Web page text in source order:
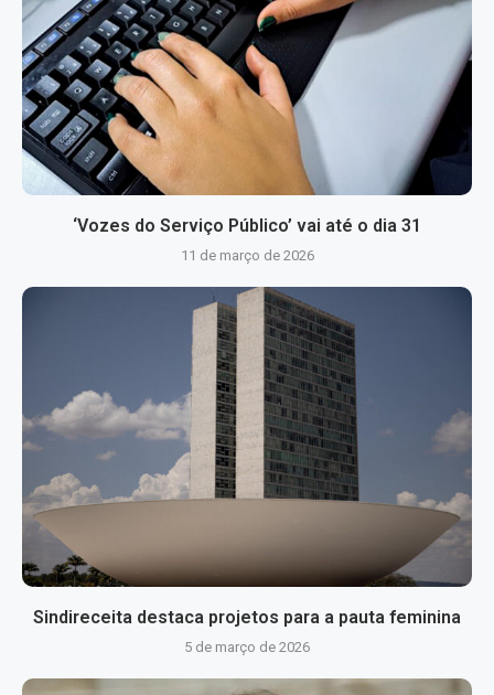
‘Vozes do Serviço Público’ vai até o dia 31
11 de março de 2026
Sindireceita destaca projetos para a pauta feminina
5 de março de 2026